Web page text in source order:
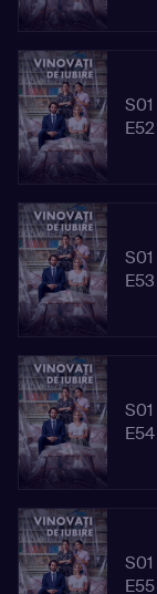
S01
E52
S01
E53
S01
E54
S01
E55